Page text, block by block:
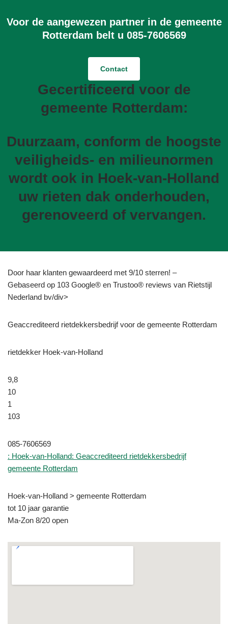
Voor de aangewezen partner in de gemeente
Rotterdam belt u 085-7606569
Contact
Gecertificeerd voor de
gemeente Rotterdam:
Duurzaam, conform de hoogste
veiligheids- en milieunormen
wordt ook in Hoek-van-Holland
uw rieten dak onderhouden,
gerenoveerd of vervangen.
Door haar klanten gewaardeerd met 9/10 sterren! –
Gebaseerd op 103 Google® en Trustoo® reviews van Rietstijl
Nederland bv/div>
Geaccrediteerd rietdekkersbedrijf voor de gemeente Rotterdam
rietdekker Hoek-van-Holland
9,8
10
1
103
085-7606569
: Hoek-van-Holland: Geaccrediteerd rietdekkersbedrijf
gemeente Rotterdam
Hoek-van-Holland > gemeente Rotterdam
tot 10 jaar garantie
Ma-Zon 8/20 open